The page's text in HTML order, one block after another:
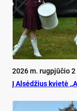
2026 m. rugpjūčio 2
Į Alsėdžius kvietė